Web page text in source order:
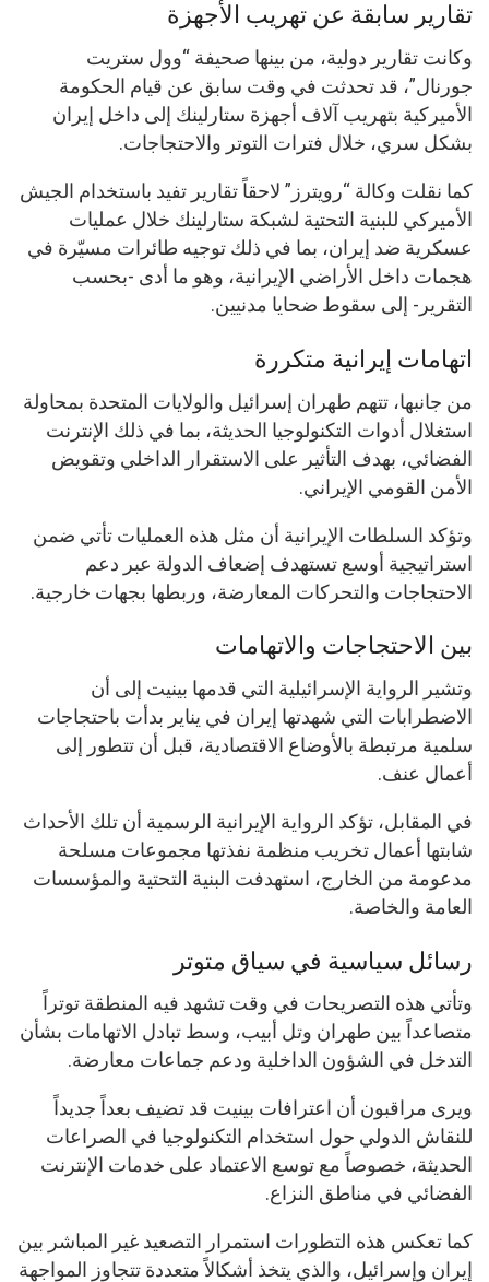
تقارير سابقة عن تهريب الأجهزة
وكانت تقارير دولية، من بينها صحيفة “وول ستريت
جورنال”، قد تحدثت في وقت سابق عن قيام الحكومة
الأميركية بتهريب آلاف أجهزة ستارلينك إلى داخل إيران
بشكل سري، خلال فترات التوتر والاحتجاجات.
كما نقلت وكالة “رويترز” لاحقاً تقارير تفيد باستخدام الجيش
الأميركي للبنية التحتية لشبكة ستارلينك خلال عمليات
عسكرية ضد إيران، بما في ذلك توجيه طائرات مسيّرة في
هجمات داخل الأراضي الإيرانية، وهو ما أدى -بحسب
التقرير- إلى سقوط ضحايا مدنيين.
اتهامات إيرانية متكررة
من جانبها، تتهم طهران إسرائيل والولايات المتحدة بمحاولة
استغلال أدوات التكنولوجيا الحديثة، بما في ذلك الإنترنت
الفضائي، بهدف التأثير على الاستقرار الداخلي وتقويض
الأمن القومي الإيراني.
وتؤكد السلطات الإيرانية أن مثل هذه العمليات تأتي ضمن
استراتيجية أوسع تستهدف إضعاف الدولة عبر دعم
الاحتجاجات والتحركات المعارضة، وربطها بجهات خارجية.
بين الاحتجاجات والاتهامات
وتشير الرواية الإسرائيلية التي قدمها بينيت إلى أن
الاضطرابات التي شهدتها إيران في يناير بدأت باحتجاجات
سلمية مرتبطة بالأوضاع الاقتصادية، قبل أن تتطور إلى
أعمال عنف.
في المقابل، تؤكد الرواية الإيرانية الرسمية أن تلك الأحداث
شابتها أعمال تخريب منظمة نفذتها مجموعات مسلحة
مدعومة من الخارج، استهدفت البنية التحتية والمؤسسات
العامة والخاصة.
رسائل سياسية في سياق متوتر
وتأتي هذه التصريحات في وقت تشهد فيه المنطقة توتراً
متصاعداً بين طهران وتل أبيب، وسط تبادل الاتهامات بشأن
التدخل في الشؤون الداخلية ودعم جماعات معارضة.
ويرى مراقبون أن اعترافات بينيت قد تضيف بعداً جديداً
للنقاش الدولي حول استخدام التكنولوجيا في الصراعات
الحديثة، خصوصاً مع توسع الاعتماد على خدمات الإنترنت
الفضائي في مناطق النزاع.
كما تعكس هذه التطورات استمرار التصعيد غير المباشر بين
إيران وإسرائيل، والذي يتخذ أشكالاً متعددة تتجاوز المواجهة